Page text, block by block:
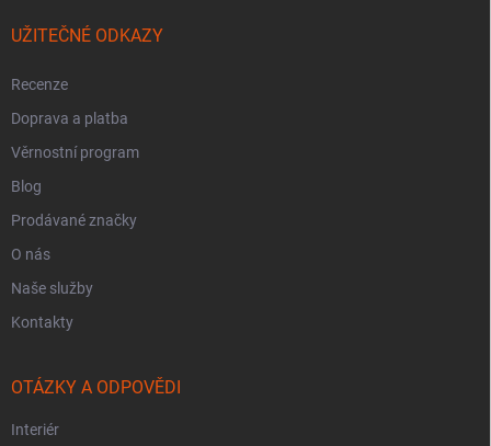
UŽITEČNÉ ODKAZY
Recenze
Doprava a platba
Věrnostní program
Blog
Prodávané značky
O nás
Naše služby
Kontakty
OTÁZKY A ODPOVĚDI
Interiér